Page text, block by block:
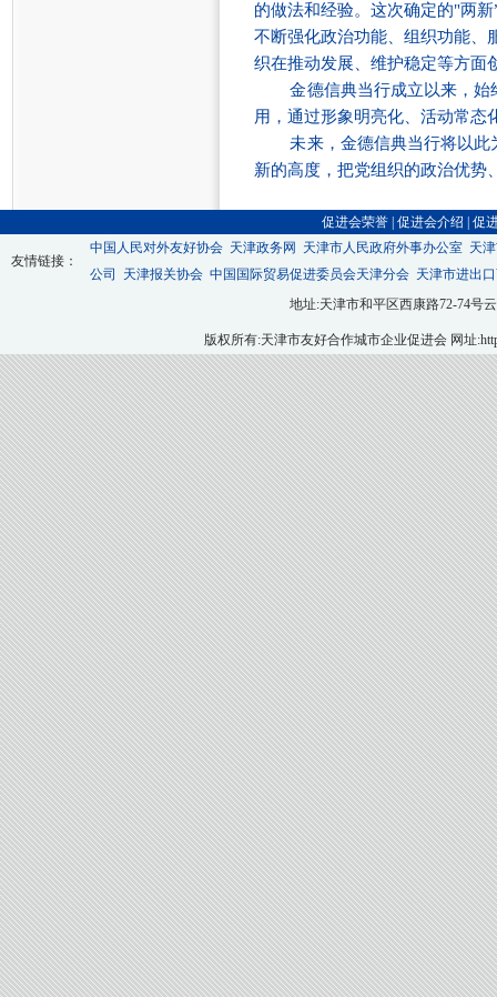
的做法和经验。这次确定的"两
不断强化政治功能、组织功能、
织在推动发展、维护稳定等方面
金德信典当行成立以来，
用，通过形象明亮化、活动常态
未来，金德信典当行将以
新的高度，把党组织的政治优势
促进会荣誉 促进会介绍 促
友情链接：
中国人民对外友好协会 天津政务网 天津市人民政府外事办公室 天
公司
天津报关协会 中国国际贸易促进委员会天津分会 天津市进出
地址:天津市和平区西康路72-74号云
版权所有:天津市友好合作城市企业促进会 网址